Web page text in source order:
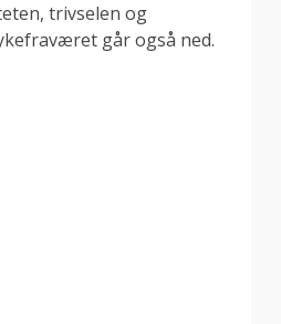
trivselen og
går også ned.